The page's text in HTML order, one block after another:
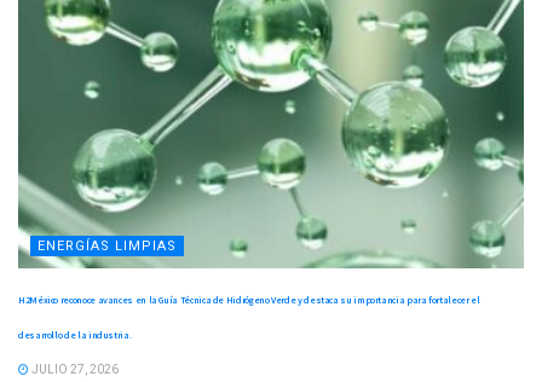
ENERGÍAS LIMPIAS
H2México reconoce avances en la Guía Técnica de Hidrógeno Verde y destaca su importancia para fortalecer el
desarrollo de la industria.
JULIO 27, 2026